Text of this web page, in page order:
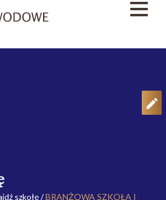
szkołę/BRANŻOWA SZKOŁA I